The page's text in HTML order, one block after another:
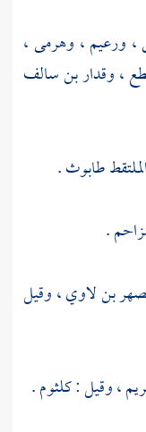
، ورعيم، وهرمى،
،وقدار بن سالف
طابوث.
.
بن لاوي ،وقيل
،وقيل :كلثوم.